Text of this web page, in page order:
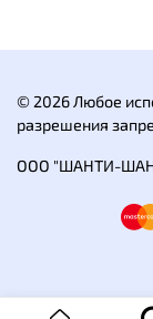
удобную
Складные
ложкой
отлично
© 2026 Любое
разрешения
ООО "ШАНТИ-